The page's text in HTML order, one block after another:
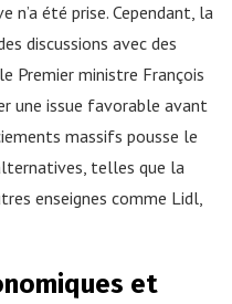
n’a été prise. Cependant, la
discussions avec des
Premier ministre François
une issue favorable avant
massifs pousse le
telles que la
enseignes comme Lidl,
et